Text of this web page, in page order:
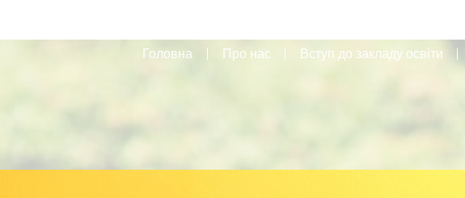
Головна Про нас Вступ до закладу освіти